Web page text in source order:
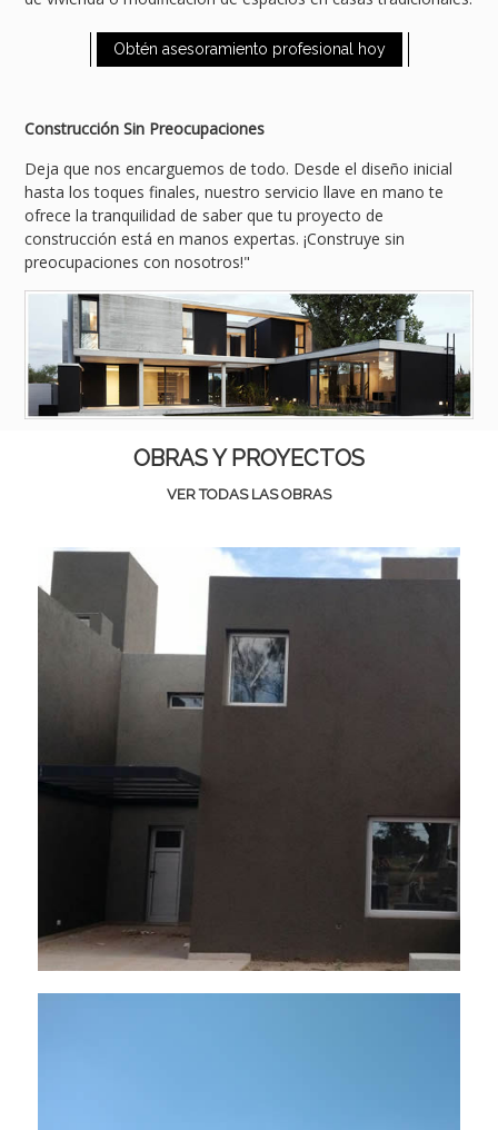
de vivienda o modificación de espacios en casas tradicionales.
Obtén asesoramiento profesional hoy
Construcción Sin Preocupaciones
Deja que nos encarguemos de todo. Desde el diseño inicial
hasta los toques finales, nuestro servicio llave en mano te
ofrece la tranquilidad de saber que tu proyecto de
construcción está en manos expertas. ¡Construye sin
preocupaciones con nosotros!"
OBRAS Y PROYECTOS